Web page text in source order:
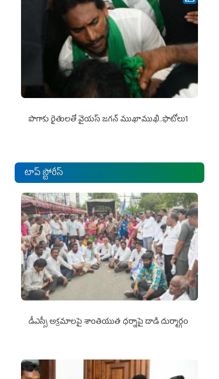
పొగాకు రైతుల‌తో వైయ‌స్ జ‌గ‌న్ ముఖాముఖి..ఫొటోలు1
టాప్ స్టోరీస్
డీఎస్సీ అక్రమాలపై శాంతియుత ధర్నాపై దాడి దుర్మార్గం